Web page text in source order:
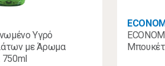
Υγρό
με Άρωμα
750ml